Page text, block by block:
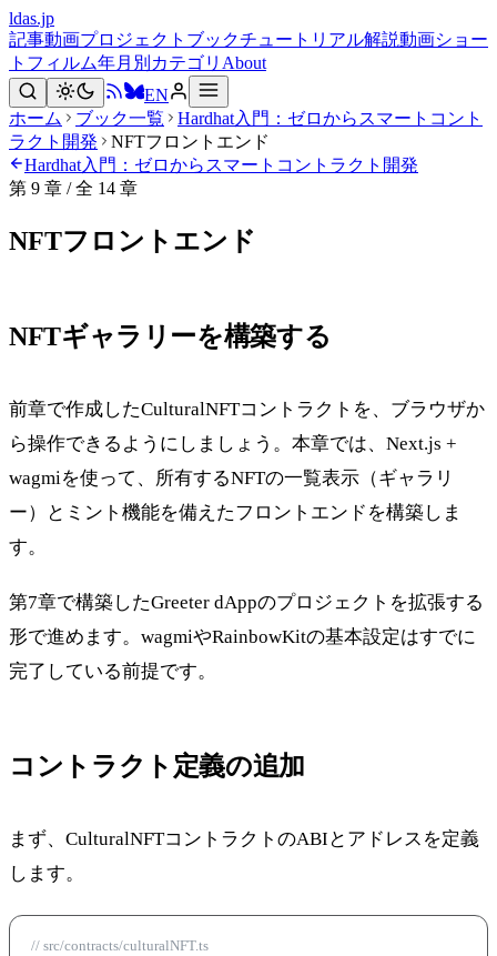
ldas.jp
記事動画プロジェクト ブックチュートリアル解説動画ショー
トフィルム年月別 カテゴリ About
EN
ホーム
ブック一覧
Hardhat入門：ゼロからスマートコント
ラクト開発
NFTフロントエンド
Hardhat入門：ゼロからスマートコントラクト開発
第 9 章 / 全 14 章
NFTフロントエンド
NFTギャラリーを構築する
前章で作成したCulturalNFTコントラクトを、ブラウザか
ら操作できるようにしましょう。本章では、Next.js +
wagmiを使って、所有するNFTの一覧表示（ギャラリ
ー）とミント機能を備えたフロントエンドを構築しま
す。
第7章で構築したGreeter dAppのプロジェクトを拡張する
形で進めます。wagmiやRainbowKitの基本設定はすでに
完了している前提です。
コントラクト定義の追加
まず、CulturalNFTコントラクトのABIとアドレスを定義
します。
// src/contracts/culturalNFT.ts